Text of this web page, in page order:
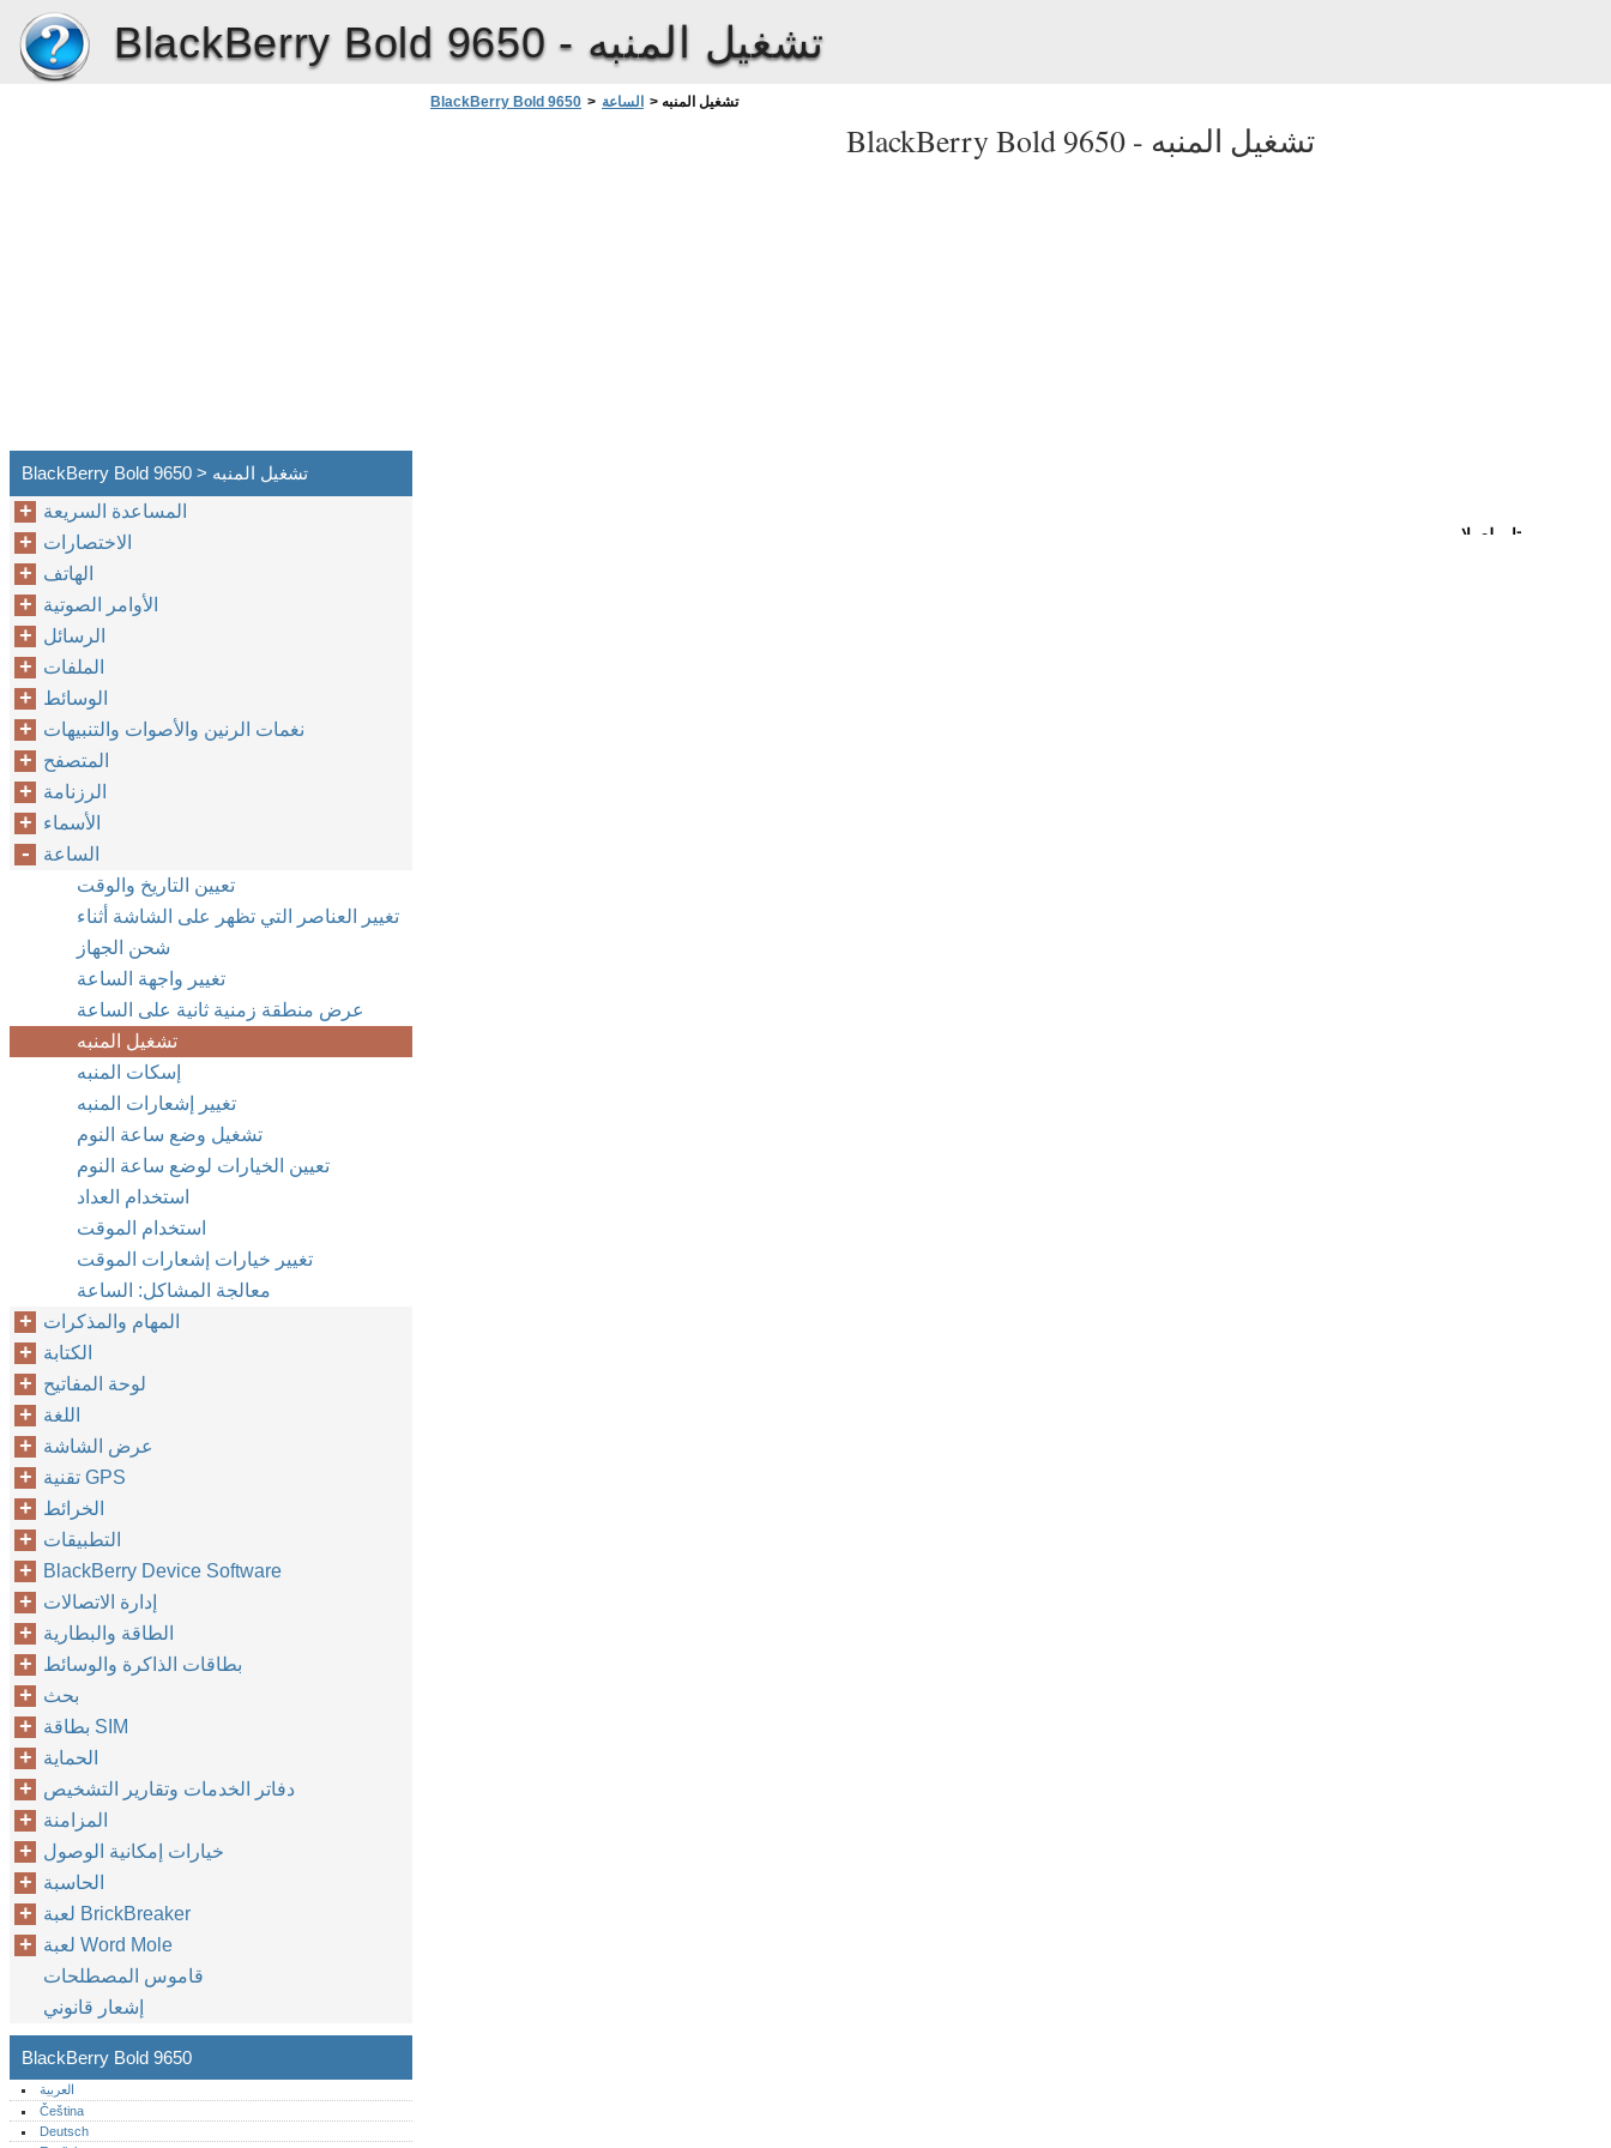
BlackBerry Bold 9650 - تشغيل المنبه
BlackBerry Bold 9650 > الساعة > تشغيل المنبه
BlackBerry Bold 9650 - تشغيل المنبه
تامولعملا
BlackBerry Bold 9650 > تشغيل المنبه
المساعدة السريعة
الاختصارات
الهاتف
الأوامر الصوتية
الرسائل
الملفات
الوسائط
نغمات الرنين والأصوات والتنبيهات
المتصفح
الرزنامة
الأسماء
الساعة
تعيين التاريخ والوقت
تغيير العناصر التي تظهر على الشاشة أثناء
شحن الجهاز
تغيير واجهة الساعة
عرض منطقة زمنية ثانية على الساعة
تشغيل المنبه
إسكات المنبه
تغيير إشعارات المنبه
تشغيل وضع ساعة النوم
تعيين الخيارات لوضع ساعة النوم
استخدام العداد
استخدام الموقت
تغيير خيارات إشعارات الموقت
معالجة المشاكل: الساعة
المهام والمذكرات
الكتابة
لوحة المفاتيح
اللغة
عرض الشاشة
تقنية GPS
الخرائط
التطبيقات
BlackBerry Device Software
إدارة الاتصالات
الطاقة والبطارية
بطاقات الذاكرة والوسائط
بحث
بطاقة SIM
الحماية
دفاتر الخدمات وتقارير التشخيص
المزامنة
خيارات إمكانية الوصول
الحاسبة
لعبة BrickBreaker
لعبة Word Mole
قاموس المصطلحات
إشعار قانوني
BlackBerry Bold 9650
العربية
Čeština
Deutsch